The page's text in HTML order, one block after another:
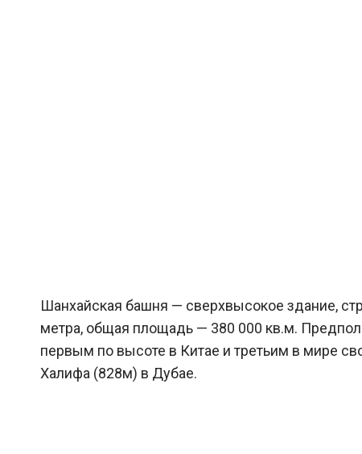
Шанхайская башня — сверхвысокое здание,
метра, общая площадь — 380 000 кв.м.
первым по высоте в Китае и третьим в мире
Халифа (828м) в Дубае.